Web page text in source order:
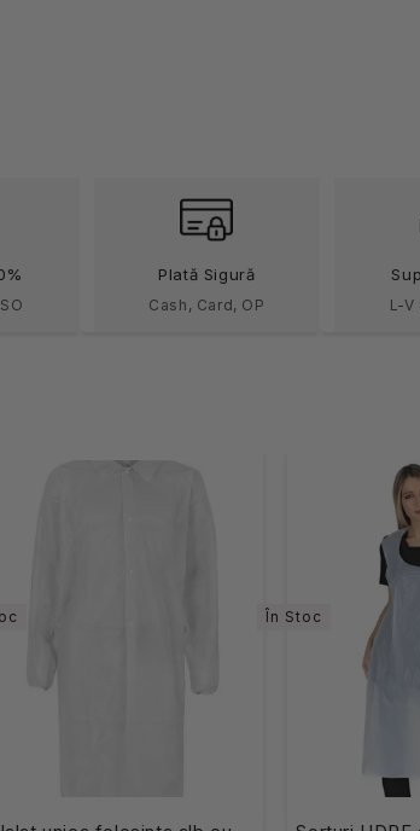
Plată Sigură
Cash, Card, OP L-
În Stoc